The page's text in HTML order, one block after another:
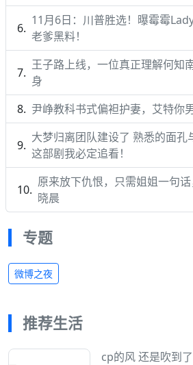
11月6日：川普胜选！曝霉霉
老爹黑料！
王子路上线，一位真正理解何知
身
尹峥教科书式偏袒护妻，艾特你
大梦归离团队建设了 熟悉的面孔
这部剧我必定追看！
原来放下仇恨，只需姐姐一句
晓晨
专题
微博之夜
推荐生活
cp的风 还是吹到